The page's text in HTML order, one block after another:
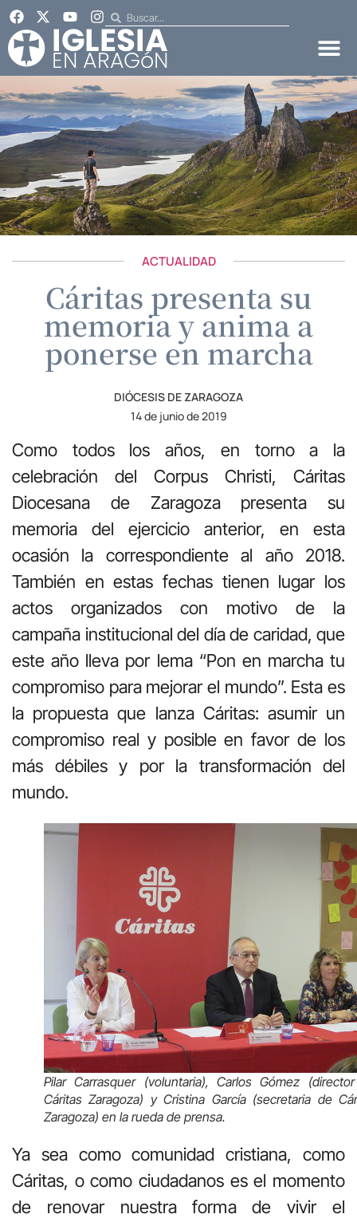
ACTUALIDAD
Cáritas presenta su
memoria y anima a
ponerse en marcha
DIÓCESIS DE ZARAGOZA
14 de junio de 2019
Como todos los años, en torno a la
celebración del Corpus Christi, Cáritas
Diocesana de Zaragoza presenta su
memoria del ejercicio anterior, en esta
ocasión la correspondiente al año 2018.
También en estas fechas tienen lugar los
actos organizados con motivo de la
campaña institucional del día de caridad, que
este año lleva por lema “Pon en marcha tu
compromiso para mejorar el mundo”. Esta es
la propuesta que lanza Cáritas: asumir un
compromiso real y posible en favor de los
más débiles y por la transformación del
mundo.
Pilar Carrasquer (voluntaria), Carlos Gómez
Cáritas Zaragoza) y Cristina García (secretaria de
Zaragoza) en la rueda de prensa.
Ya sea como comunidad cristiana, como
Cáritas, o como ciudadanos es el momento
de renovar nuestra forma de vivir el